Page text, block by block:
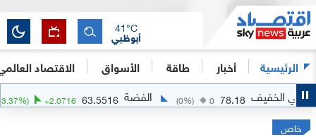
الرئيسية أخبار طاقة الأسواق الاقتصاد
أبوظبي
41°C
78.18
0
(0%) الفضة 63.5516
+2.0716
(+ 3.37%)
خاص